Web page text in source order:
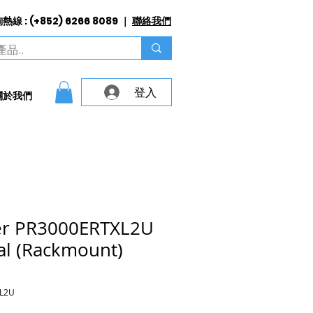
於我們
熱線 : (+852) 6266 8089 ｜ 聯絡我們
登入
PR3000ERTXL2U
(Rackmount)